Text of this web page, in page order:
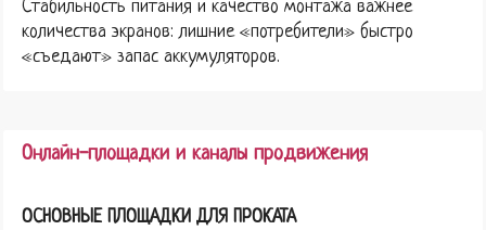
Стабильность питания и качество монтажа важнее
количества экранов: лишние «потребители» быстро
«съедают» запас аккумуляторов.
Онлайн-площадки и каналы продвижения
ОСНОВНЫЕ ПЛОЩАДКИ ДЛЯ ПРОКАТА